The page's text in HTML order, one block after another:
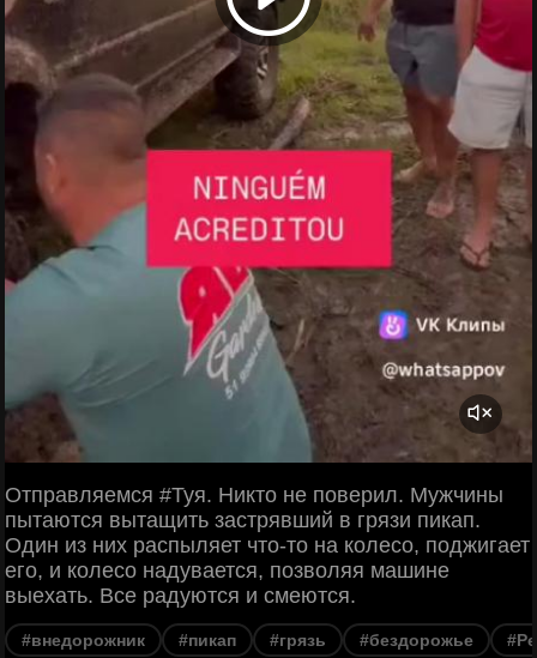
Отправляемся #Туя. Никто не поверил. Мужчины
пытаются вытащить застрявший в грязи пикап.
Один из них распыляет что-то на колесо, поджигает
его, и колесо надувается, позволяя машине
выехать. Все радуются и смеются.
#внедорожник #пикап #грязь #бездорожье